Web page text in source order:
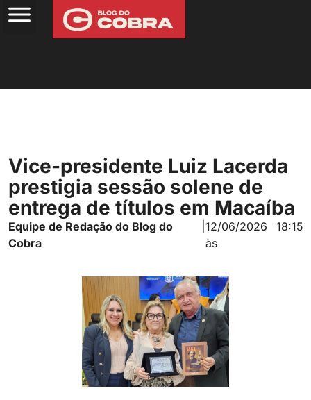
Vice-presidente Luiz Lacerda
prestigia sessão solene de
entrega de títulos em Macaíba
Equipe de Redação do Blog do
Cobra
|12/06/2026
às
18:15